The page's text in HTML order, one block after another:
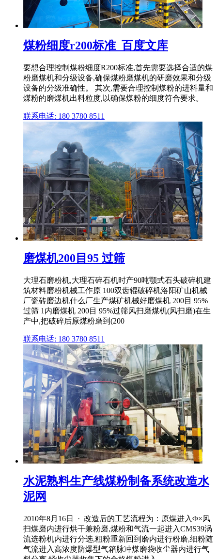
煤粉细度r200标准_百度文库
要想合理控制煤粉细度R200标准,首先需要选择合适的煤
粉磨煤机和分级设备,确保煤粉磨煤机的研磨效果和分级
设备的分级准确性。 其次,需要合理控制煤粉的进料量和
煤粉的磨煤机出料粒度,以确保煤粉的细度符合要求。
联系电话: 180 3780 8511
磨煤机200目95 过筛
大理石磨粉机,大理石碎石机时产90吨颚式石头破碎机建
筑材料磨粉机械工作原 100双齿辊破碎机洛阳矿山机械
厂瓷砖磨边机什么厂生产煤矿机械好磨煤机 200目 95%
过筛 1内磨煤机 200目 95%过筛风扫磨煤机(风扫磨)在生
产中,把破碎后原煤粉磨到(200
联系电话: 180 3780 8511
水泥熟料生产线煤粉制备系统改造水
泥网
2010年8月16日 · 改造后的工艺流程为：原煤进入Φ×风
扫煤磨内进行烘干兼粉磨,煤粉和气流一起进入CMS39涡
流选粉机内进行分选,粗粉重新回到磨内进行粉磨,细粉随
气流进入高浓度防爆型气箱脉冲煤磨袋收尘器内进行气